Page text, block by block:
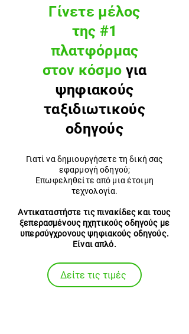
Γίνετε μέλος
της #1
πλατφόρμας
στον κόσμο για
ψηφιακούς
ταξιδιωτικούς
οδηγούς
Γιατί να δημιουργήσετε τη δική σας
εφαρμογή οδηγού;
Επωφεληθείτε από μια έτοιμη
τεχνολογία.
Αντικαταστήστε τις πινακίδες και τους
ξεπερασμένους ηχητικούς οδηγούς με
υπερσύγχρονους ψηφιακούς οδηγούς.
Είναι απλό.
Δείτε τις τιμές